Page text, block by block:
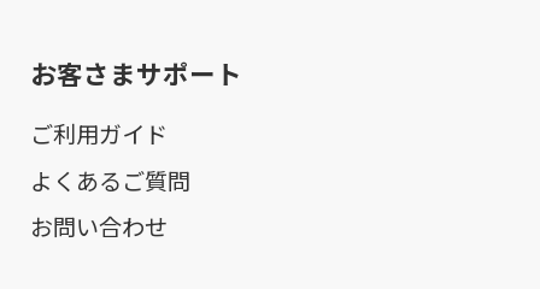
お客さまサポート
ご利用ガイド
よくあるご質問
お問い合わせ